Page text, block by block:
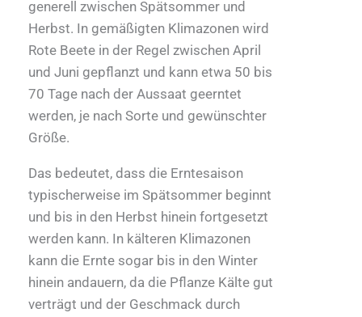
generell zwischen Spätsommer und
Herbst. In gemäßigten Klimazonen wird
Rote Beete in der Regel zwischen April
und Juni gepflanzt und kann etwa 50 bis
70 Tage nach der Aussaat geerntet
werden, je nach Sorte und gewünschter
Größe.
Das bedeutet, dass die Erntesaison
typischerweise im Spätsommer beginnt
und bis in den Herbst hinein fortgesetzt
werden kann. In kälteren Klimazonen
kann die Ernte sogar bis in den Winter
hinein andauern, da die Pflanze Kälte gut
verträgt und der Geschmack durch